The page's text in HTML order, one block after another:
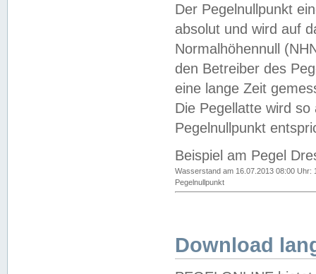
Der Pegelnullpunkt
absolut und wird auf
Normalhöhennull
den Betreiber des
eine lange Zeit
Die Pegellatte wird
Pegelnullpunkt
Beispiel am Pegel
Wasserstand am 16.07.2013 08:00 Uhr:
Pegelnullpunkt
Download